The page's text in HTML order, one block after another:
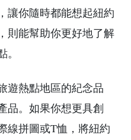
讓你隨時都能想起紐約
則能幫助你更好地了解
遊熱點地區的紀念品
品。如果你想更具創
線拼圖或T恤，將紐約